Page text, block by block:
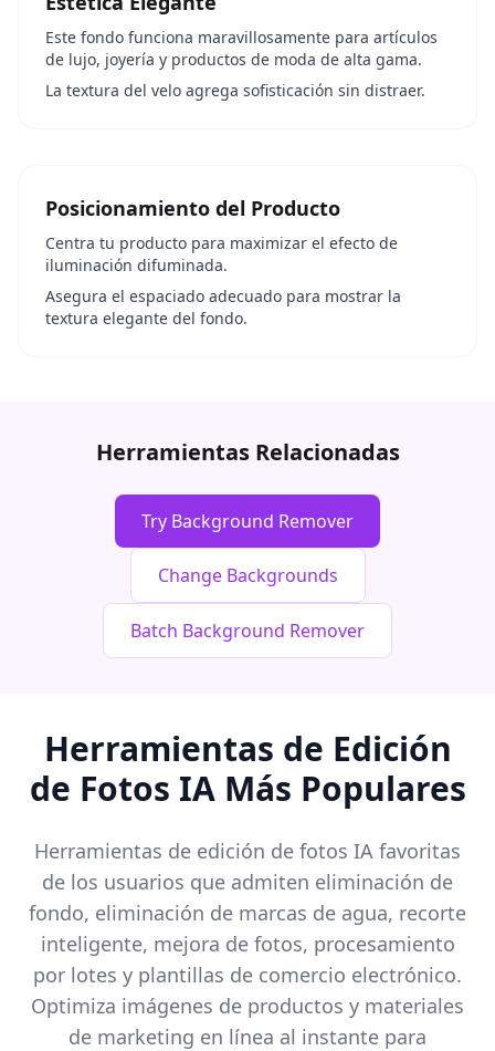
Este fondo funciona maravillosamente para artículos
de lujo, joyería y productos de moda de alta gama.
La textura del velo agrega sofisticación sin distraer.
Posicionamiento del Producto
Centra tu producto para maximizar el efecto de
iluminación difuminada.
Asegura el espaciado adecuado para mostrar la
textura elegante del fondo.
Herramientas Relacionadas
Try Background Remover
Change Backgrounds
Batch Background Remover
Herramientas de Edición
de Fotos IA Más Populares
Herramientas de edición de fotos IA favoritas
de los usuarios que admiten eliminación de
fondo, eliminación de marcas de agua, recorte
inteligente, mejora de fotos, procesamiento
por lotes y plantillas de comercio electrónico.
Optimiza imágenes de productos y materiales
de marketing en línea al instante para